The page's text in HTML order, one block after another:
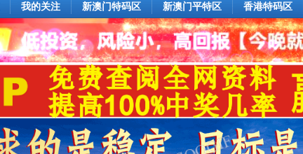
我的关注 新澳门特码区 新澳门平特区 香港特码区